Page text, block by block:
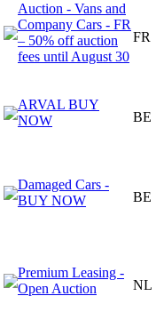
Auction - Vans and
Company Cars - FR
– 50% off auction
fees until August 30
FR
ARVAL BUY
NOW
BE
Damaged Cars -
BUY NOW
BE
Premium Leasing -
Open Auction
NL